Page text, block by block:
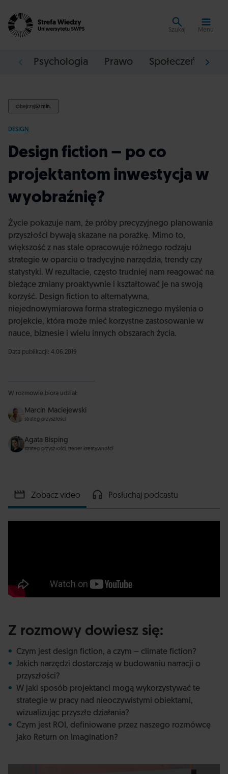
Szukaj Menu
Psychologia Prawo Społeczeństwo
Obejrzyj57 min.
DESIGN
Design fiction – po co
projektantom inwestycja w
wyobraźnię?
Życie pokazuje nam, że próby precyzyjnego planowania
przyszłości bywają skazane na porażkę. Mimo to,
większość z nas stale opracowuje różnego rodzaju
strategie w oparciu o tradycyjne narzędzia, trendy czy
statystyki. W rezultacie, często trudniej nam reagować na
bieżące zmiany proaktywnie i kształtować je na swoją
korzyść. Design fiction to alternatywna,
niejednowymiarowa forma strategicznego myślenia o
projekcie, która może mieć korzystne zastosowanie w
nauce, biznesie i wielu innych obszarach życia.
Data publikacji: 4.06.2019
W rozmowie biorą udział:
Marcin Maciejewski
strateg przyszłości
Agata Bisping
strateg przyszłości, trener kreatywności
Zobacz video Posłuchaj podcastu
Z rozmowy dowiesz się:
Czym jest design fiction, a czym – climate fiction?
Jakich narzędzi dostarczają w budowaniu narracji o
przyszłości?
W jaki sposób projektanci mogą wykorzystywać te
strategie w pracy nad nieoczywistymi obiektami,
wizualizując przyszłe działania?
Czym jest ROI, definiowane przez naszego rozmówcę
jako Return on Imagination?